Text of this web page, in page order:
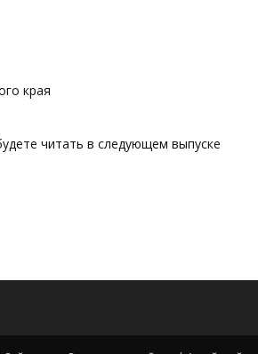
края
читать в следующем выпуске